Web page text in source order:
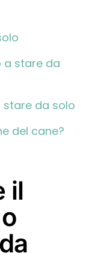
a stare da
da solo
del cane?
il